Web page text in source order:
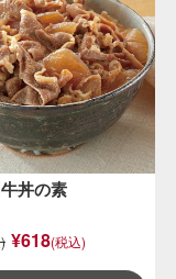
丼の素
¥618(税込)